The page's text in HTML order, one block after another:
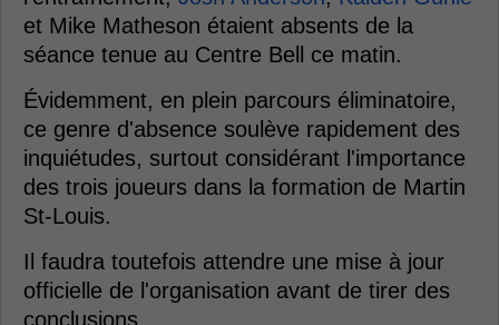
et Mike Matheson étaient absents de la
séance tenue au Centre Bell ce matin.
Évidemment, en plein parcours éliminatoire,
ce genre d'absence soulève rapidement des
inquiétudes, surtout considérant l'importance
des trois joueurs dans la formation de Martin
St-Louis.
Il faudra toutefois attendre une mise à jour
officielle de l'organisation avant de tirer des
conclusions.